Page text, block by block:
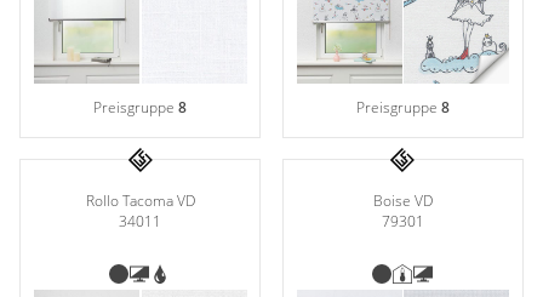
Preisgruppe8 Preisgruppe 8
Rollo Tacoma VD
34011
Boise VD
79301